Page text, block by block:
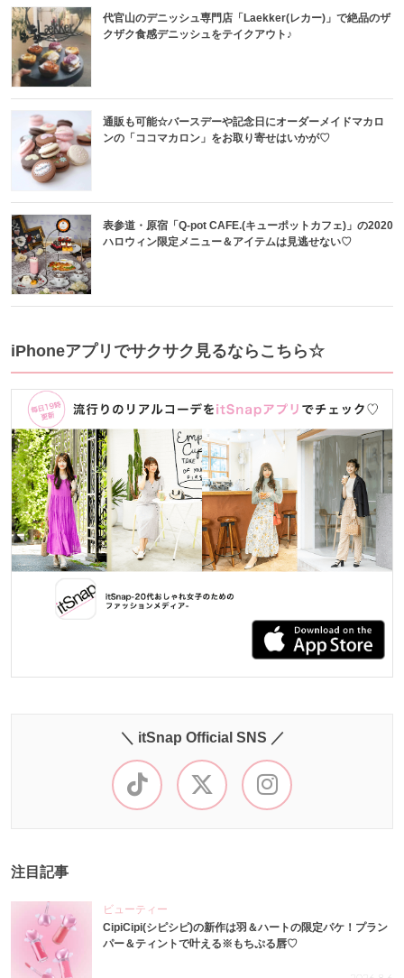
代官山のデニッシュ専門店「Laekker(レカー)」で絶品のザ
クザク食感デニッシュをテイクアウト♪
通販も可能☆バースデーや記念日にオーダーメイドマカロ
ンの「ココマカロン」をお取り寄せはいかが♡
表参道・原宿「Q-pot CAFE.(キューポットカフェ)」の2020
ハロウィン限定メニュー＆アイテムは見逃せない♡
iPhoneアプリでサクサク見るならこちら☆
＼ itSnap Official SNS ／
注目記事
ビューティー
CipiCipi(シピシピ)の新作は羽＆ハートの限定パケ！プラン
パー＆ティントで叶える※もちぷる唇♡